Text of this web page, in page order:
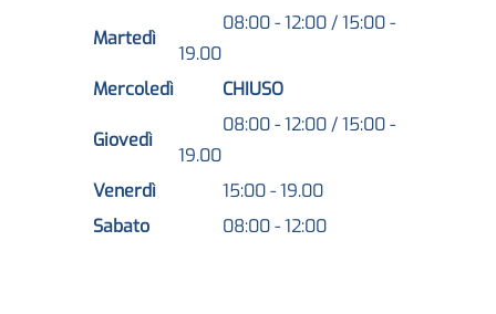
Martedì
08:00 - 12:00 / 15:00 -
19.00
Mercoledì
CHIUSO
Giovedì
08:00 - 12:00 / 15:00 -
19.00
Venerdì
15:00 - 19.00
Sabato
08:00 - 12:00